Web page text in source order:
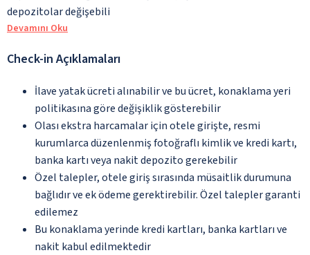
depozitolar değişebili
Devamını Oku
Check-in Açıklamaları
İlave yatak ücreti alınabilir ve bu ücret, konaklama yeri
politikasına göre değişiklik gösterebilir
Olası ekstra harcamalar için otele girişte, resmi
kurumlarca düzenlenmiş fotoğraflı kimlik ve kredi kartı,
banka kartı veya nakit depozito gerekebilir
Özel talepler, otele giriş sırasında müsaitlik durumuna
bağlıdır ve ek ödeme gerektirebilir. Özel talepler garanti
edilemez
Bu konaklama yerinde kredi kartları, banka kartları ve
nakit kabul edilmektedir